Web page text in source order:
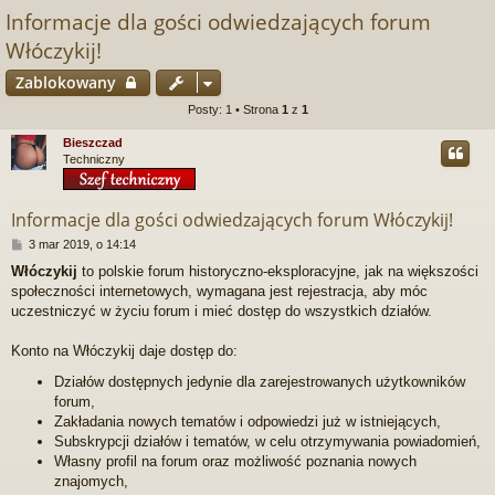
Informacje dla gości odwiedzających forum
Włóczykij!
Zablokowany
Posty: 1 • Strona 1 z 1
Bieszczad
Techniczny
Informacje dla gości odwiedzających forum Włóczykij!
P
s
t
3 mar 2019, o 14:14
Włóczykij to polskie forum historyczno-eksploracyjne, jak na większości
społeczności internetowych, wymagana jest rejestracja, aby móc
uczestniczyć w życiu forum i mieć dostęp do wszystkich działów.
Konto na Włóczykij daje dostęp do:
Działów dostępnych jedynie dla zarejestrowanych użytkowników
forum,
Zakładania nowych tematów i odpowiedzi już w istniejących,
Subskrypcji działów i tematów, w celu otrzymywania powiadomień,
Własny profil na forum oraz możliwość poznania nowych
znajomych,